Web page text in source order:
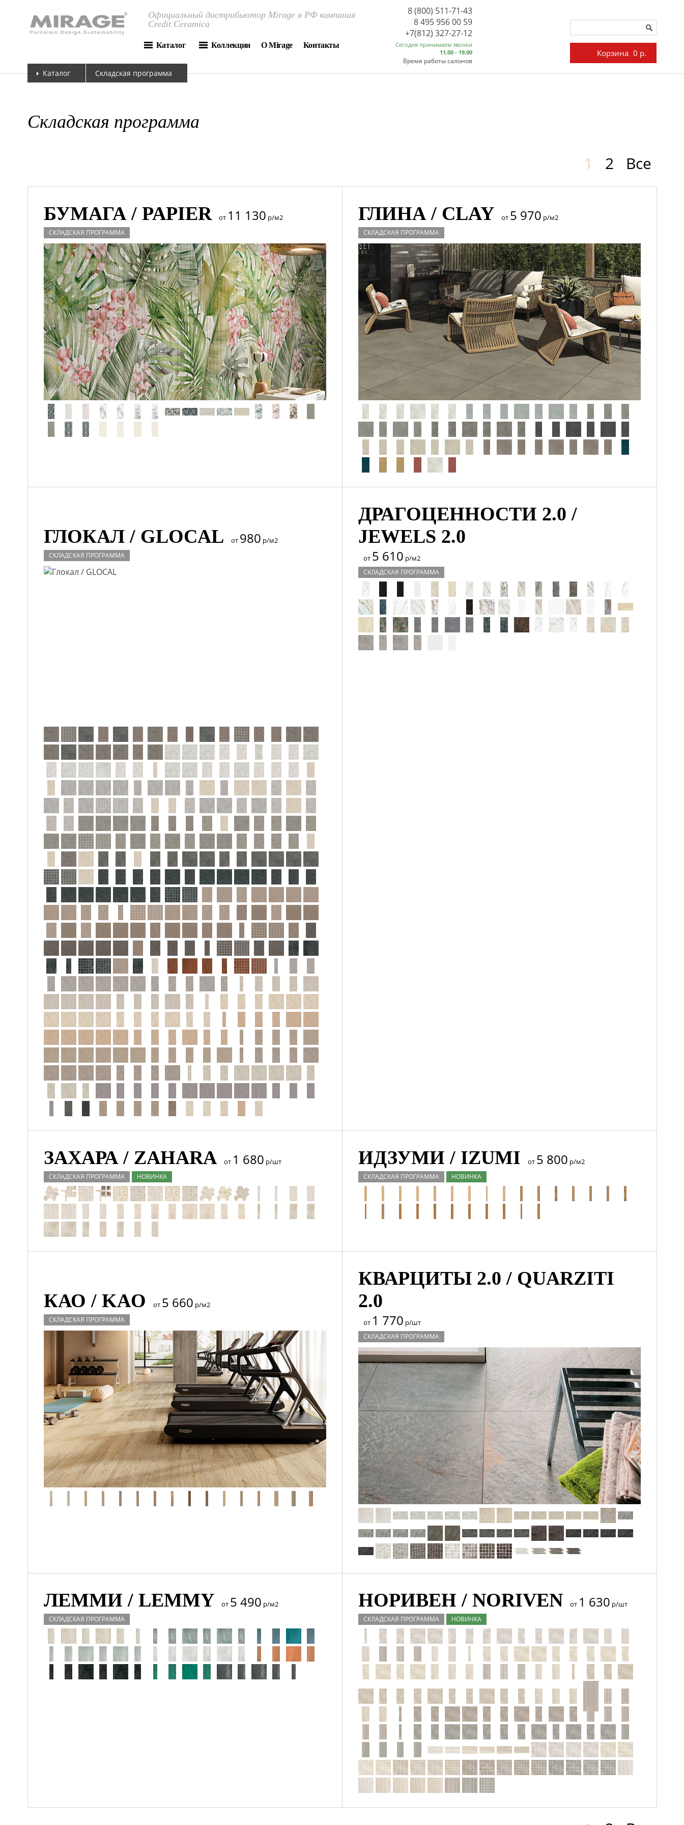
Официальный дистрибьютор Mirage в РФ компания
Credit Ceramica
Каталог Коллекции О Mirage Контакты
8 (800) 511-71-43
8 495 956 00 59
Сегодня принимаем звонки
11.00 - 19.00
Время работы салонов
+7(812) 327-27-12
Корзина 0 р.
Каталог Складская программа
Складская программа
1 2 Все
БУМАГА / PAPIER от 11 130 р/м2
СКЛАДСКАЯ ПРОГРАММА
ГЛИНА / CLAY от 5 970 р/м2
СКЛАДСКАЯ ПРОГРАММА
ГЛОКАЛ / GLOCAL от 980 р/м2
СКЛАДСКАЯ ПРОГРАММА
ДРАГОЦЕННОСТИ 2.0 /
JEWELS 2.0
от 5 610 р/м2
СКЛАДСКАЯ ПРОГРАММА
ЗАХАРА / ZAHARA от 1 680 р/шт
СКЛАДСКАЯ ПРОГРАММА НОВИНКА
ИДЗУМИ / IZUMI от 5 800 р/м2
СКЛАДСКАЯ ПРОГРАММА НОВИНКА
КАО / KAO от 5 660 р/м2
СКЛАДСКАЯ ПРОГРАММА
КВАРЦИТЫ 2.0 / QUARZITI
2.0
от 1 770 р/шт
СКЛАДСКАЯ ПРОГРАММА
ЛЕММИ / LEMMY от 5 490 р/м2
СКЛАДСКАЯ ПРОГРАММА
НОРИВЕН / NORIVEN от 1 630 р/шт
СКЛАДСКАЯ ПРОГРАММА НОВИНКА